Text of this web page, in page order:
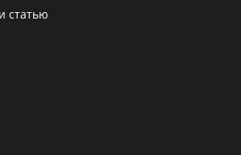
статью